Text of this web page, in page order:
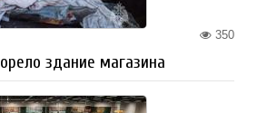
350
здание магазина